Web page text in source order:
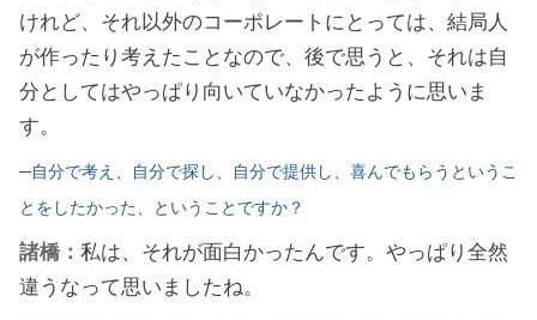
けれど、それ以外のコーポレートにとっては、結局人
が作ったり考えたことなので、後で思うと、それは自
分としてはやっぱり向いていなかったように思いま
す。
─自分で考え、自分で探し、自分で提供し、喜んでもらうというこ
とをしたかった、ということですか？
諸橋： 私は、それが面白かったんです。やっぱり全然
違うなって思いましたね。